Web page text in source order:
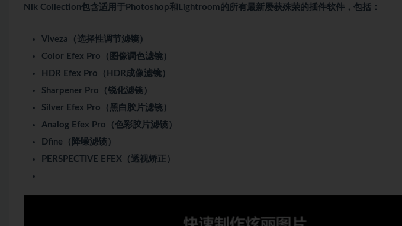
Nik Collection包含适用于Photoshop和Lightroom的所有最新屡获殊荣的插件软件，包括：
Viveza（选择性调节滤镜）
Color Efex Pro（图像调色滤镜）
HDR Efex Pro（HDR成像滤镜）
Sharpener Pro（锐化滤镜）
Silver Efex Pro（黑白胶片滤镜）
Analog Efex Pro（色彩胶片滤镜）
Dfine（降噪滤镜）
PERSPECTIVE EFEX（透视矫正）